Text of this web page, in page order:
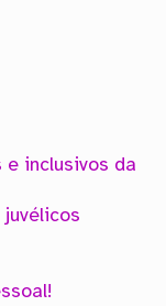
e inclusivos da